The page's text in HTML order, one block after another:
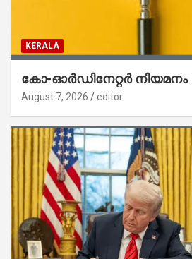
KERALA
കോ-ഓർഡിനേറ്റർ നിയമനം
August 7, 2026 editor